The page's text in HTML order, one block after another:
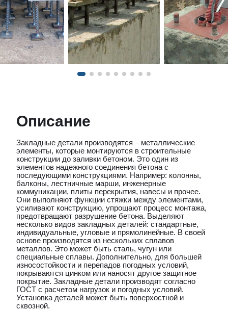
Описание
Закладные детали производятся – металлические
элементы, которые монтируются в строительные
конструкции до заливки бетоном. Это один из
элементов надежного соединения бетона с
последующими конструкциями. Например: колонны,
балконы, лестничные марши, инженерные
коммуникации, плиты перекрытия, навесы и прочее.
Они выполняют функции стяжки между элементами,
усиливают конструкцию, упрощают процесс монтажа,
предотвращают разрушение бетона. Выделяют
несколько видов закладных деталей: стандартные,
индивидуальные, угловые и прямолинейные. В своей
основе производятся из нескольких сплавов
металлов. Это может быть сталь, чугун или
специальные сплавы. Дополнительно, для большей
износостойкости и перепадов погодных условий,
покрываются цинком или наносят другое защитное
покрытие. Закладные детали производят согласно
ГОСТ с расчетом нагрузок и погодных условий.
Установка деталей может быть поверхостной и
сквозной.